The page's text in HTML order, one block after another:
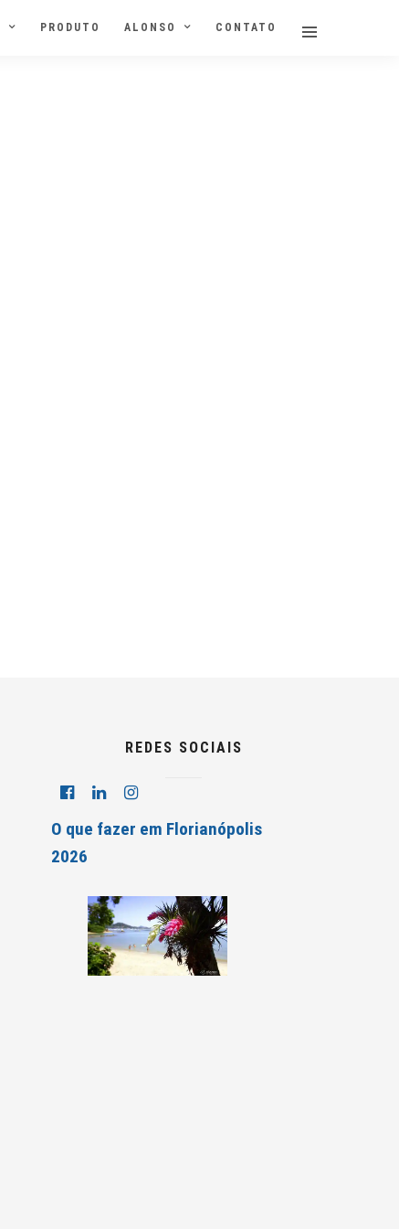
PRODUTO ALONSO CONTATO
REDES SOCIAIS
O que fazer em Florianópolis
2026